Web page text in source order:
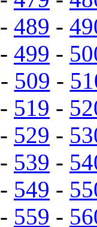
- 489 -
- 499 -
- 509 -
- 519 -
- 529 -
- 539 -
- 549 -
- 559 -